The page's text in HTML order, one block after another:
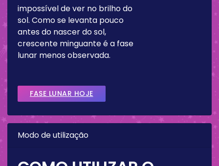
impossível de ver no brilho do
sol. Como se levanta pouco
antes do nascer do sol,
crescente minguante é a fase
lunar menos observada.
FASE LUNAR HOJE
Modo de utilização